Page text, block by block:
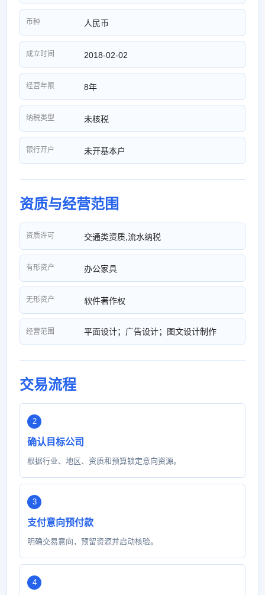
币种 人民币
成立时间 2018-02-02
经营年限 8年
纳税类型 未核税
银行开户 未开基本户
资质与经营范围
资质许可 交通类资质,流水纳税
有形资产 办公家具
无形资产 软件著作权
经营范围 平面设计；广告设计；图文设计制作
交易流程
确认目标公司
根据行业、地区、资质和预算锁定意向资源。
支付意向预付款
明确交易意向，预留资源并启动核验。